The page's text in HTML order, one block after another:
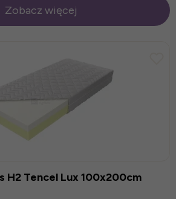
Zobacz więcej
H2 Tencel Lux 100x200cm